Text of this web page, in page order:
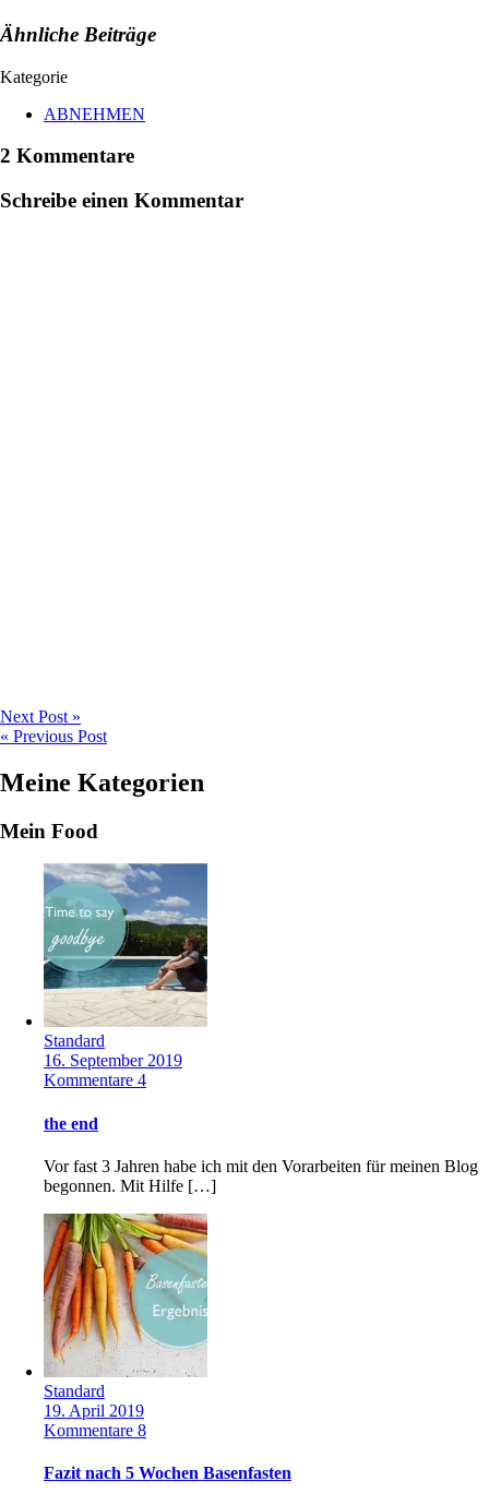
Ähnliche Beiträge
Kategorie
ABNEHMEN
2 Kommentare
Schreibe einen Kommentar
Next Post »
« Previous Post
Meine Kategorien
Mein Food
Standard
16. September 2019
Kommentare 4
the end
Vor fast 3 Jahren habe ich mit den Vorarbeiten für meinen Blog
begonnen. Mit Hilfe […]
Standard
19. April 2019
Kommentare 8
Fazit nach 5 Wochen Basenfasten